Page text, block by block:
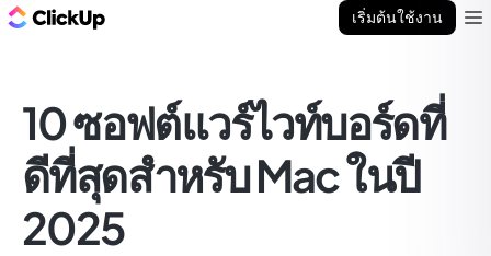
เริ่มต้นใช้งาน
10 ซอฟต์แวร์ไวท์บอร์ดที่
ดีที่สุดสำหรับ Mac ในปี
2025